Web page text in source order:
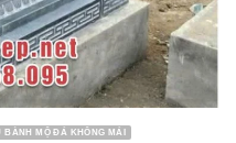
MỘ ĐÁ KHÔNG MÁI